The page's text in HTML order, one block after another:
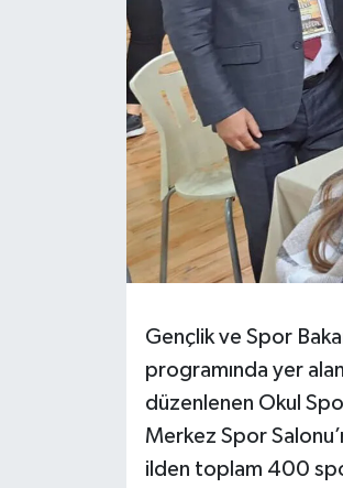
Gençlik ve Spor
programında yer
düzenlenen Okul
Merkez Spor
ilden toplam 400